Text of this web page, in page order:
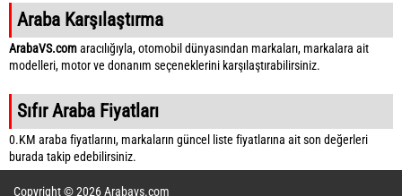
Araba Karşılaştırma
ArabaVS.comaracılığıyla, otomobil dünyasından markaları, markalara ait
modelleri, motor ve donanım seçeneklerini karşılaştırabilirsiniz.
Sıfır Araba Fiyatları
0.KM araba fiyatlarını, markaların güncel liste fiyatlarına ait son değerleri
burada takip edebilirsiniz.
Copyright © 2026 Arabavs.com